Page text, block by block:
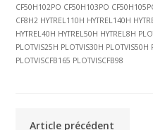
CF50H102PO CF50H103PO
CF8H2 HYTREL110H HYTREL140H
HYTREL40H HYTREL50H HYTREL8H
PLOTVIS25H PLOTVIS30H PLOTVIS50H
PLOTVISCFB165 PLOTVISCFB98
Article précédent